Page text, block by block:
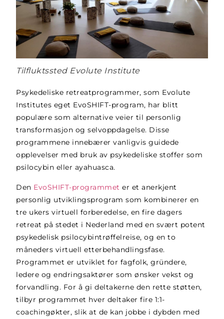
Tilfluktssted Evolute Institute
Psykedeliske retreatprogrammer, som Evolute
Institutes eget EvoSHIFT-program, har blitt
populære som alternative veier til personlig
transformasjon og selvoppdagelse. Disse
programmene innebærer vanligvis guidede
opplevelser med bruk av psykedeliske stoffer som
psilocybin eller ayahuasca.
Den EvoSHIFT-programmet er et anerkjent
personlig utviklingsprogram som kombinerer en
tre ukers virtuell forberedelse, en fire dagers
retreat på stedet i Nederland med en svært potent
psykedelisk psilocybintrøffelreise, og en to
måneders virtuell etterbehandlingsfase.
Programmet er utviklet for fagfolk, gründere,
ledere og endringsaktører som ønsker vekst og
forvandling. For å gi deltakerne den rette støtten,
tilbyr programmet hver deltaker fire 1:1-
coachingøkter, slik at de kan jobbe i dybden med